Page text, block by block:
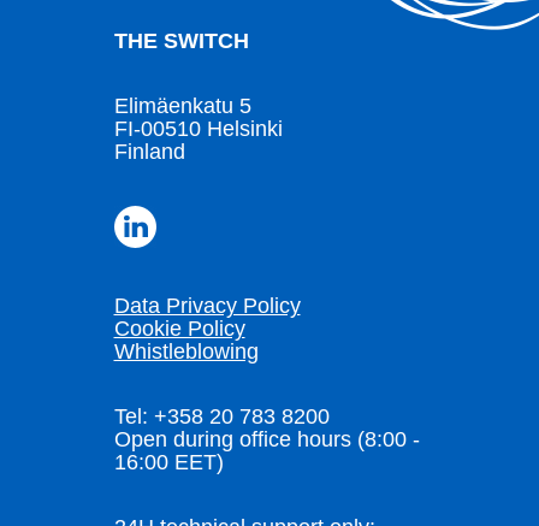
THE SWITCH
Elimäenkatu 5
FI-00510 Helsinki
Finland
Data Privacy Policy
Cookie Policy
Whistleblowing
Tel: +358 20 783 8200
Open during office hours (8:00 -
16:00 EET)